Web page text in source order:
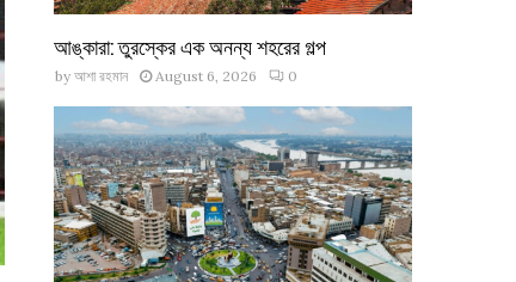
আঙ্কারা: তুরস্কের এক অনন্য শহরের গল্প
by আশা রহমান August 6, 2026 0